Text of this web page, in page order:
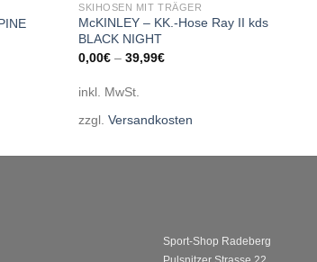
SKIHOSEN MIT TRÄGER
McKINLEY – KK.-Hose Ray II kds
BLACK NIGHT
0,00€ –39,99€
inkl. MwSt.
zzgl.Versandkosten
Sport-Shop Radeberg